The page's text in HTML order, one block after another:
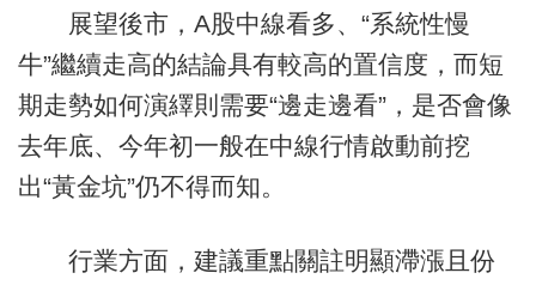
展望後市，A股中線看多、“系統性慢
牛”繼續走高的結論具有較高的置信度，而短
期走勢如何演繹則需要“邊走邊看”，是否會像
去年底、今年初一般在中線行情啟動前挖
出“黃金坑”仍不得而知。
行業方面，建議重點關註明顯滯漲且份